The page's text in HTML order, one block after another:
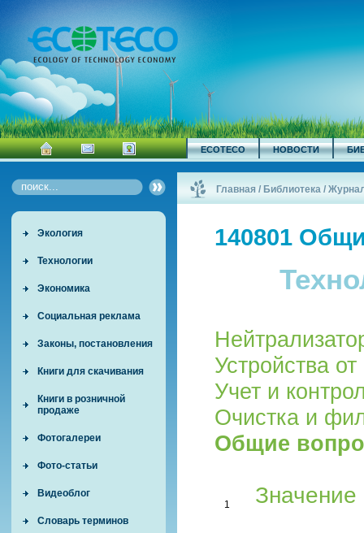
ECOTECO НОВОСТИ
Экология
Технологии
Экономика
Социальная реклама
Законы, постановления
Книги для скачивания
Книги в розничной
продаже
Фотогалереи
Фото-статьи
Видеоблог
Словарь терминов
Главная / Библиотека /
140801
Устройства
Учет и
Очистка и
Общие
1